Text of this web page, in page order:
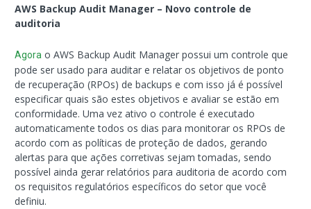
AWS Backup Audit Manager – Novo controle de
auditoria
Agora o AWS Backup Audit Manager possui um controle que
pode ser usado para auditar e relatar os objetivos de ponto
de recuperação (RPOs) de backups e com isso já é possível
especificar quais são estes objetivos e avaliar se estão em
conformidade. Uma vez ativo o controle é executado
automaticamente todos os dias para monitorar os RPOs de
acordo com as políticas de proteção de dados, gerando
alertas para que ações corretivas sejam tomadas, sendo
possível ainda gerar relatórios para auditoria de acordo com
os requisitos regulatórios específicos do setor que você
definiu.